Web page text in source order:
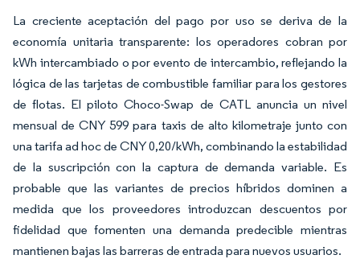
La creciente aceptación del pago por uso se deriva de la
economía unitaria transparente: los operadores cobran por
kWh intercambiado o por evento de intercambio, reflejando la
lógica de las tarjetas de combustible familiar para los gestores
de flotas. El piloto Choco-Swap de CATL anuncia un nivel
mensual de CNY 599 para taxis de alto kilometraje junto con
una tarifa ad hoc de CNY 0,20/kWh, combinando la estabilidad
de la suscripción con la captura de demanda variable. Es
probable que las variantes de precios híbridos dominen a
medida que los proveedores introduzcan descuentos por
fidelidad que fomenten una demanda predecible mientras
mantienen bajas las barreras de entrada para nuevos usuarios.